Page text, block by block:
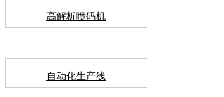
高解析喷码机
自动化生产线